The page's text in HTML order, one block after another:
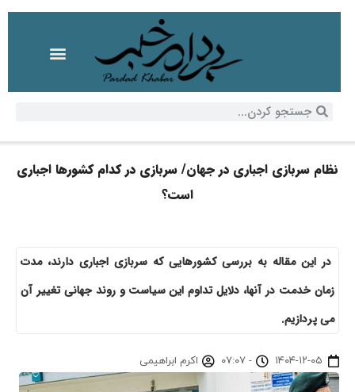
نظام سربازی اجباری در جهان/ سربازی در کدام کشورها اجباری
است؟
در این مقاله به بررسی کشورهایی که سربازی اجباری دارند، مدت
زمان خدمت در آنها، دلایل تداوم این سیاست و روند جهانی تغییر آن
می پردازیم.
۱۴۰۴-۱۲-۰۵ - ۰۷:۰۷ اکرم ابراهیمی